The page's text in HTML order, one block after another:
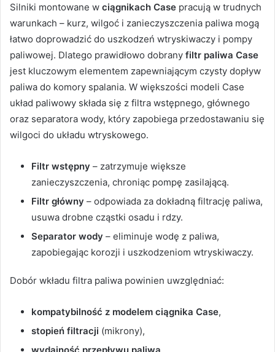
Silniki montowane w ciągnikach Case pracują w trudnych
warunkach – kurz, wilgoć i zanieczyszczenia paliwa mogą
łatwo doprowadzić do uszkodzeń wtryskiwaczy i pompy
paliwowej. Dlatego prawidłowo dobrany filtr paliwa Case
jest kluczowym elementem zapewniającym czysty dopływ
paliwa do komory spalania. W większości modeli Case
układ paliwowy składa się z filtra wstępnego, głównego
oraz separatora wody, który zapobiega przedostawaniu się
wilgoci do układu wtryskowego.
Filtr wstępny – zatrzymuje większe
zanieczyszczenia, chroniąc pompę zasilającą.
Filtr główny – odpowiada za dokładną filtrację paliwa,
usuwa drobne cząstki osadu i rdzy.
Separator wody – eliminuje wodę z paliwa,
zapobiegając korozji i uszkodzeniom wtryskiwaczy.
Dobór wkładu filtra paliwa powinien uwzględniać:
kompatybilność z modelem ciągnika Case,
stopień filtracji (mikrony),